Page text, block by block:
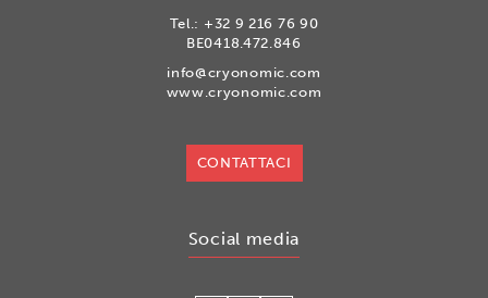
Tel.: +32 9 216 76 90
BE0418.472.846
info@cryonomic.com
www.cryonomic.com
CONTATTACI
Social media